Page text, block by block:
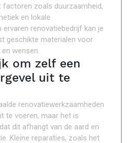
factoren zoals duurzaamheid,
en lokale
renovatiebedrijf kan je
geschikte materialen voor
wensen.
om zelf een
uit te
renovatiewerkzaamheden
te voeren, maar het is
dit afhangt van de aard en
Kleine reparaties, zoals het